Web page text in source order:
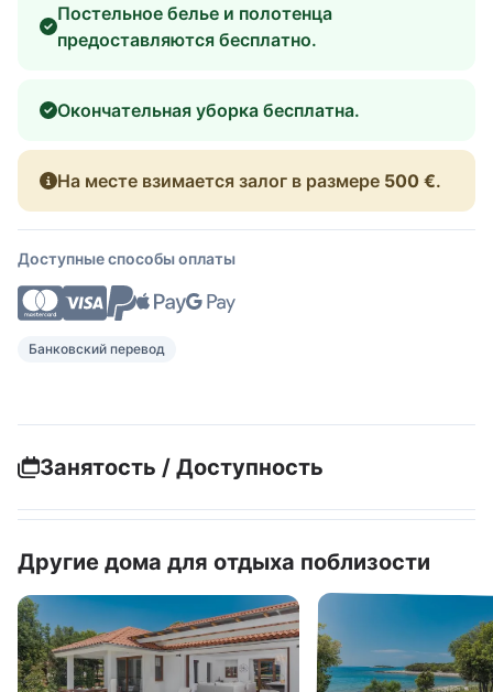
Постельное белье и полотенца
предоставляются бесплатно.
Окончательная уборка бесплатна.
На месте взимается залог в размере 500 €.
Доступные способы оплаты
Банковский перевод
Занятость / Доступность
Другие дома для отдыха поблизости